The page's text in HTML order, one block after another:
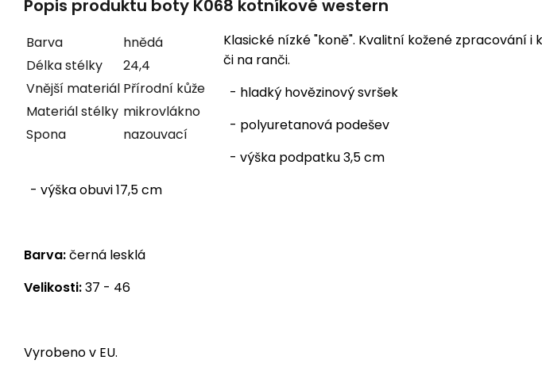
Popis produktu boty K068 kotníkové western
Barva
hnědá
Délka stélky
24,4
Vnější materiál Přírodní kůže
Materiál stélky mikrovlákno
Spona
nazouvací
Klasické nízké "koně". Kvalitní kožené
či na ranči.
- hladký hovězinový svršek
- polyuretanová podešev
- výška podpatku 3,5 cm
- výška obuvi 17,5 cm
Barva:černá lesklá
Velikosti:37 - 46
Vyrobeno v EU.